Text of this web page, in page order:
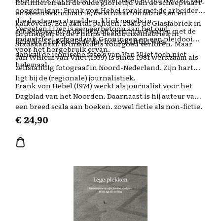
herinneren aan de oude glorietijd van de scheepvaart-
en steenbakindustrie, de strokartonfabrieken en
kalkovens. Een aantal panden, zoals de Glasfabriek in
Groningen en de Philips beeldbuizenfabriek in
Stadskanaal, is inmiddels voorgoed verloren. Maar
dankzij de iconische foto’s van Van Vliet toch niet
helemaal.
ooggetuigen: Frank von Hebel sprak met de arbeiders
die de stenen stapelden, klinknagels in
scheepswanden drilden en vertrouwd waren met de
fluit die aankondigde dat het schafttijd was.
Vergeten IJzer is een eerbetoon aan het oud
industrieel erfgoed van Groningen en een pleidooi
voor het hergebruik ervan.
Jan Willem van Vliet (1959) is sinds 1981 werkzaam als
zelfstandig fotograaf in Noord-Nederland. Zijn hart
ligt bij de (regionale) journalistiek.
Frank von Hebel (1974) werkt als journalist voor het
Dagblad van het Noorden. Daarnaast is hij auteur van
een breed scala aan boeken, zowel fictie als non-fictie.
€ 24,90